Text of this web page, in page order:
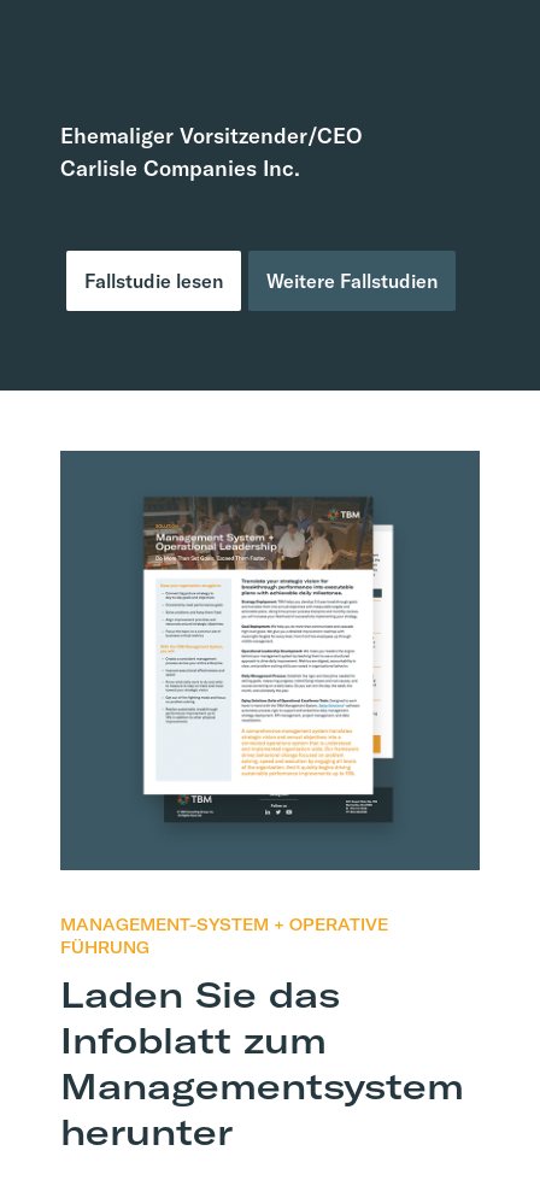
Ehemaliger Vorsitzender/CEO
Carlisle Companies Inc.
Fallstudie lesen Weitere Fallstudien
MANAGEMENT-SYSTEM + OPERATIVE
FÜHRUNG
Laden Sie das
Infoblatt zum
Managementsystem
herunter